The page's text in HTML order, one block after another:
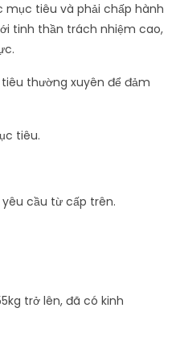
tiêu và phải chấp hành
tinh thần trách nhiệm cao,
thường xuyên để đảm
tiêu.
cầu từ cấp trên.
trở lên, đã có kinh